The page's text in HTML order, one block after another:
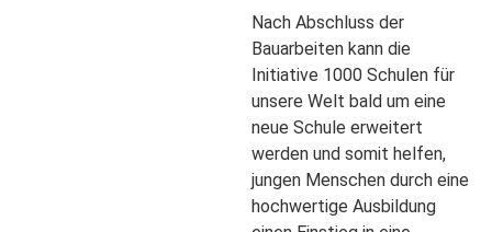
Nach Abschluss der
Bauarbeiten kann die
Initiative 1000 Schulen für
unsere Welt bald um eine
neue Schule erweitert
werden und somit helfen,
jungen Menschen durch eine
hochwertige Ausbildung